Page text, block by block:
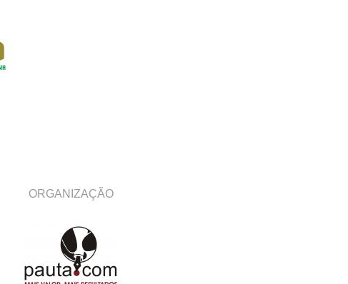
ORGANIZAÇÃO